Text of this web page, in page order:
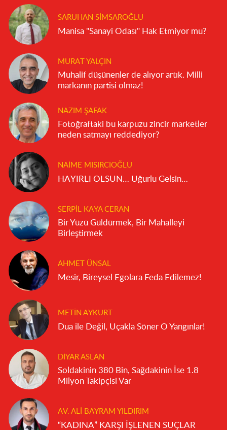
SARUHAN SIMSAROĞLU
Manisa "Sanayi Odası" Hak Etmiyor mu?
MURAT YALÇIN
Muhalif düşünenler de alıyor artık. Milli
markanın partisi olmaz!
NAZIM ŞAFAK
Fotoğraftaki bu karpuzu zincir marketler
neden satmayı reddediyor?
NAIME MISIRCIOĞLU
HAYIRLI OLSUN… Uğurlu Gelsin…
SERPIL KAYA CERAN
Bir Yüzü Güldürmek, Bir Mahalleyi
Birleştirmek
AHMET ÜNSAL
Mesir, Bireysel Egolara Feda Edilemez!
METIN AYKURT
Dua ile Değil, Uçakla Söner O Yangınlar!
DIYAR ASLAN
Soldakinin 380 Bin, Sağdakinin İse 1.8
Milyon Takipçisi Var
AV. ALI BAYRAM YILDIRIM
“KADINA” KARŞI İŞLENEN SUÇLAR